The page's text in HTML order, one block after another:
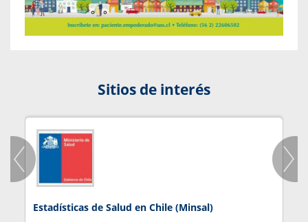
Sitios de interés
Estadísticas de Salud en Chile (Minsal)